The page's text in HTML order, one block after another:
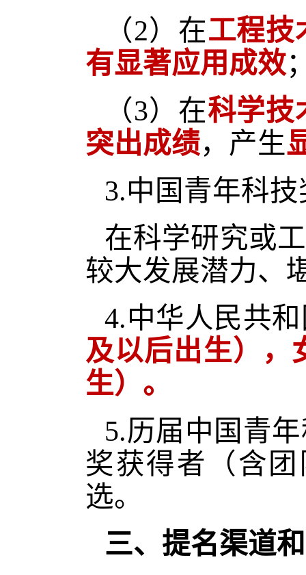
（2）在工程技
有显著应用成效
（3）在科学技
突出成绩，产生
3.中国青年科
在科学研究或
较大发展潜力、
4.中华人民共
及以后出生），
生）。
5.历届中国青
奖获得者（含
选。
三、提名渠道